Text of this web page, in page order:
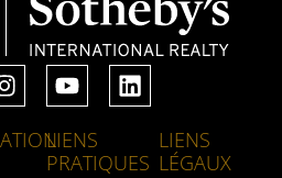
LIENS
PRATIQUES
LIENS
LÉGAUX